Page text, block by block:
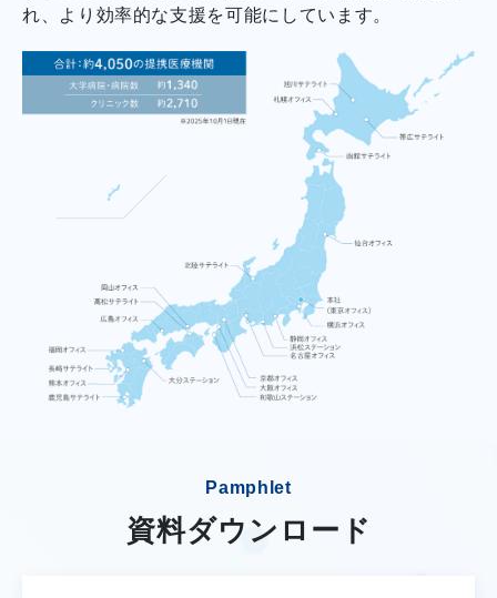
れ、より効率的な支援を可能にしています。
Pamphlet
資料ダウンロード